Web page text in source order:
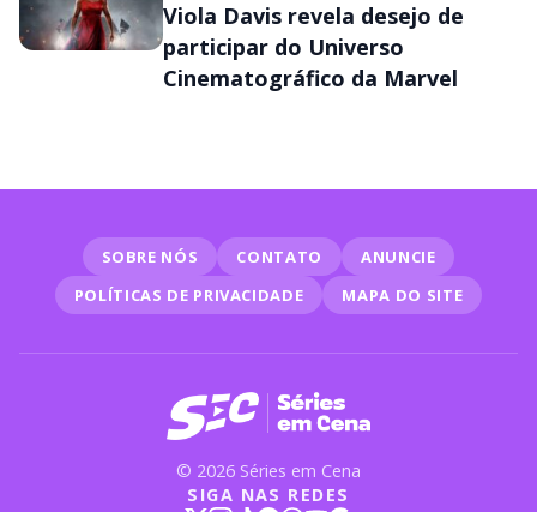
Viola Davis revela desejo de
participar do Universo
Cinematográfico da Marvel
SOBRE NÓS CONTATO
ANUNCIE
POLÍTICAS DE PRIVACIDADE
MAPA DO SITE
© 2026 Séries em Cena
SIGA NAS REDES